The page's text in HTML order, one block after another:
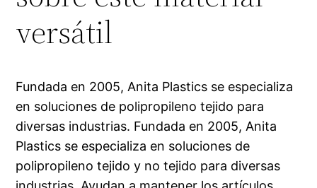
versátil
Fundada en 2005, Anita Plastics se especializa
en soluciones de polipropileno tejido para
diversas industrias. Fundada en 2005, Anita
Plastics se especializa en soluciones de
polipropileno tejido y no tejido para diversas